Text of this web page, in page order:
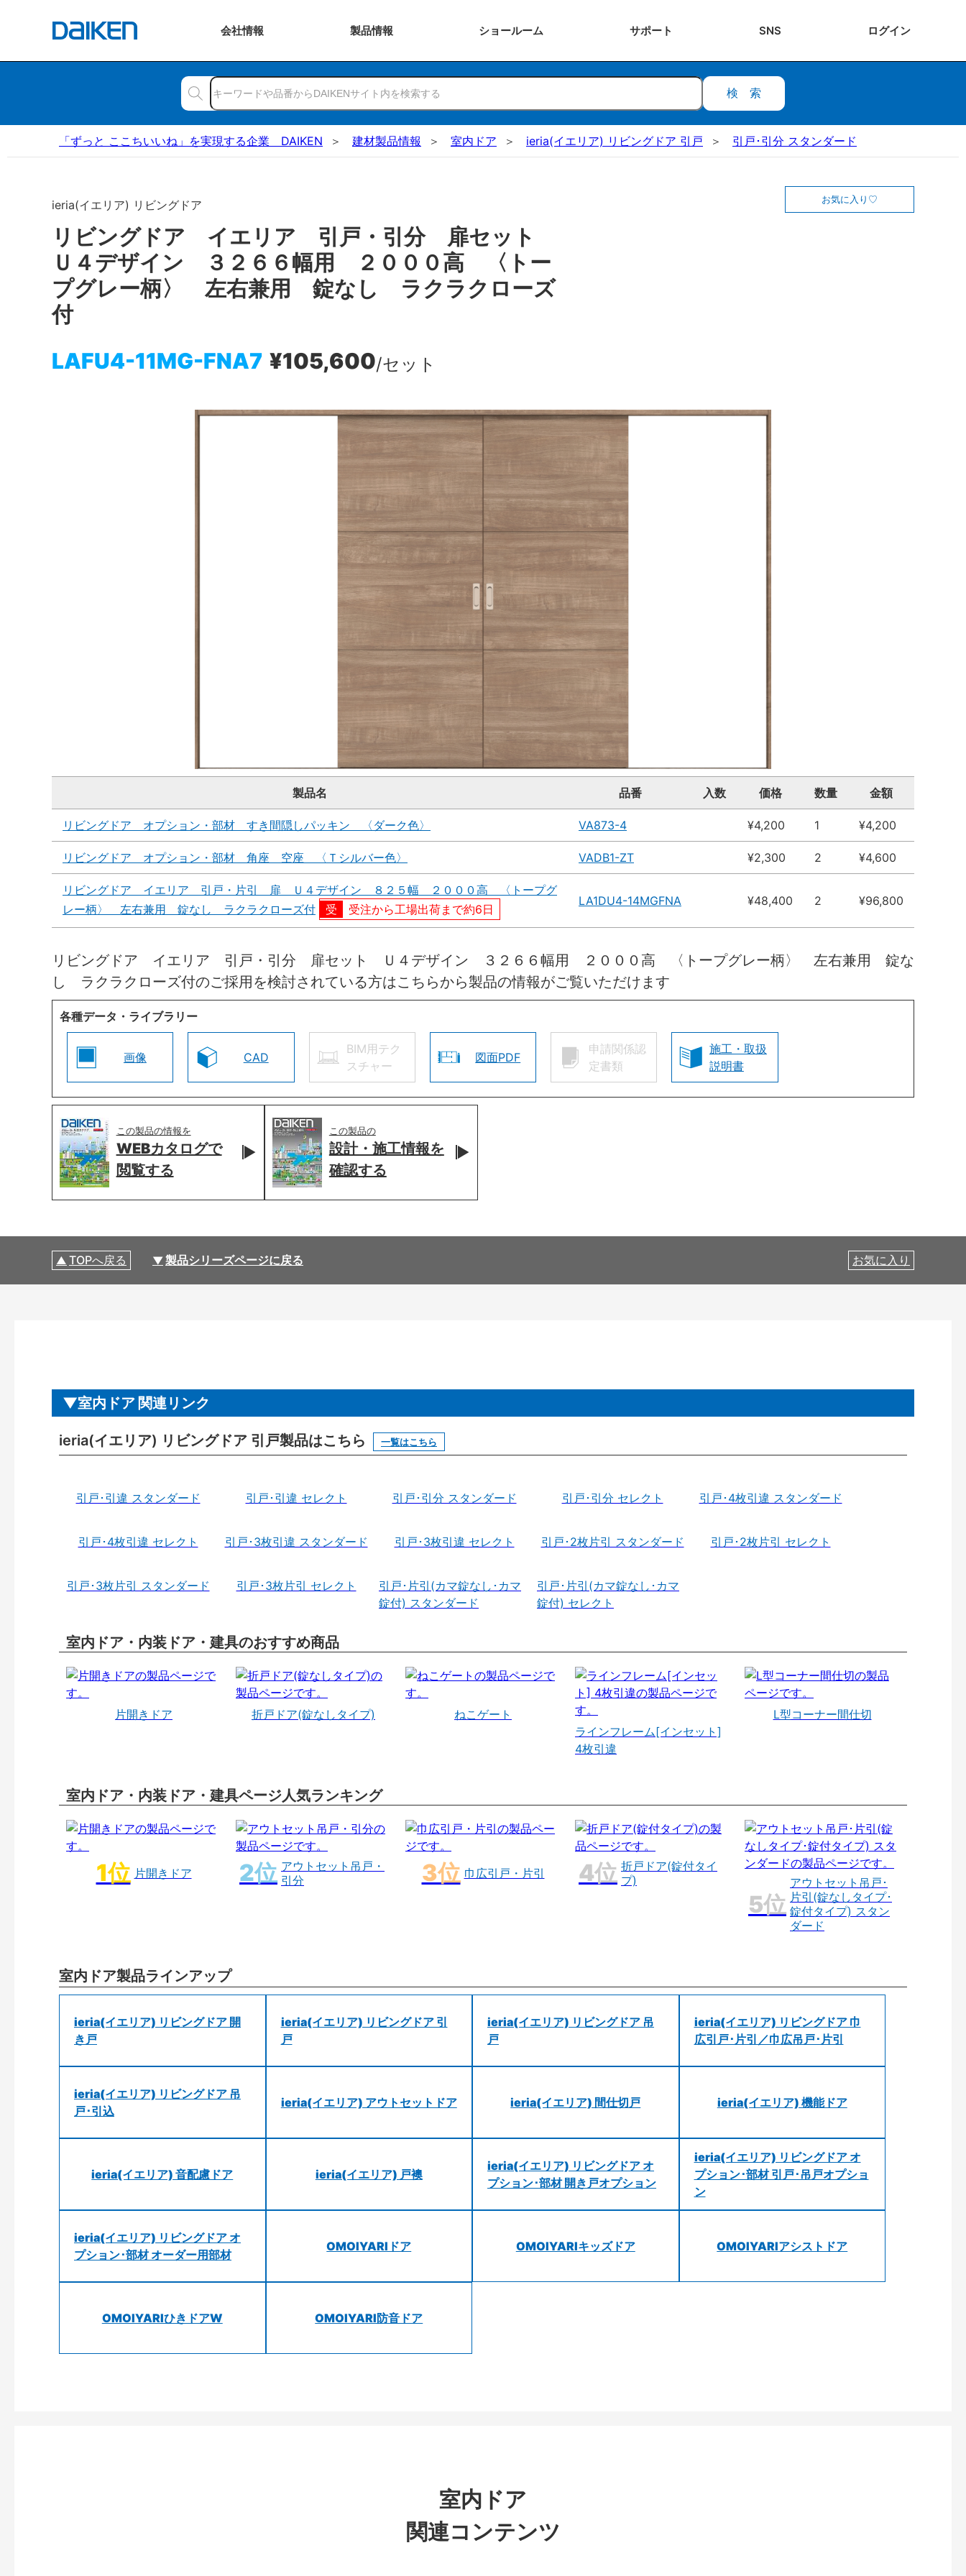
会社情報 製品情報 ショールーム サポート SNS ログイン
検索
「ずっと ここちいいね」を実現する企業 DAIKEN 建材製品情報 室内ドア ieria(イエリア) リビングドア 引戸 引戸･引分 スタンダード
ieria(イエリア) リビングドア
リビングドア イエリア 引戸・引分 扉セット
Ｕ４デザイン ３２６６幅用 ２０００高 〈トー
プグレー柄〉 左右兼用 錠なし ラクラクローズ
付
LAFU4-11MG-FNA7 ¥105,600/セット
お気に入り
製品名 品番 入数 価格 数量 金額
リビングドア オプション・部材 すき間隠しパッキン 〈ダーク色〉 VA873-4 ¥4,200 1 ¥4,200
リビングドア オプション・部材 角座 空座 〈Ｔシルバー色〉 VADB1-ZT ¥2,300 2 ¥4,600
リビングドア イエリア 引戸・片引 扉 Ｕ４デザイン ８２５幅 ２０００高 〈トープグ
レー柄〉 左右兼用 錠なし ラクラクローズ付
受注から工場出荷まで約6日
LA1DU4-14MGFNA ¥48,400 2 ¥96,800
リビングドア イエリア 引戸・引分 扉セット Ｕ４デザイン ３２６６幅用 ２０００高 〈トープグレー柄〉 左右兼用 錠な
し ラクラクローズ付のご採用を検討されている方はこちらから製品の情報がご覧いただけます
各種データ・ライブラリー
画像 CAD
BIM用テク
スチャー
図面PDF
申請関係認
定書類
施工・取扱
説明書
この製品の情報を
WEBカタログで
閲覧する
この製品の
設計・施工情報を
確認する
TOPへ戻る 製品シリーズページに戻る お気に入り
室内ドア 関連リンク
ieria(イエリア) リビングドア 引戸製品はこちら 一覧はこちら
引戸･引違 スタンダード 引戸･引違 セレクト 引戸･引分 スタンダード 引戸･引分 セレクト 引戸･4枚引違 スタンダード
引戸･4枚引違 セレクト 引戸･3枚引違 スタンダード 引戸･3枚引違 セレクト 引戸･2枚片引 スタンダード 引戸･2枚片引 セレクト
引戸･3枚片引 スタンダード 引戸･3枚片引 セレクト
引戸･片引(カマ錠なし･カマ
錠付) スタンダード
引戸･片引(カマ錠なし･カマ
錠付) セレクト
室内ドア・内装ドア・建具のおすすめ商品
片開きドア 折戸ドア(錠なしタイプ)
ねこゲート
ラインフレーム[インセット]
4枚引違
L型コーナー間仕切
室内ドア・内装ドア・建具ページ人気ランキング
片開きドア
アウトセット吊戸・
引分
巾広引戸・片引
折戸ドア(錠付タイ
プ)
アウトセット吊戸･
片引(錠なしタイプ･
錠付タイプ) スタン
ダード
室内ドア製品ラインアップ
ieria(イエリア) リビングドア 開
き戸
ieria(イエリア) リビングドア 引
戸
ieria(イエリア) リビングドア 吊
戸
ieria(イエリア) リビングドア 巾
広引戸･片引／巾広吊戸･片引
ieria(イエリア) リビングドア 吊
戸･引込
ieria(イエリア) アウトセットドア ieria(イエリア) 間仕切戸 ieria(イエリア) 機能ドア
ieria(イエリア) 音配慮ドア ieria(イエリア) 戸襖
ieria(イエリア) リビングドア オ
プション･部材 開き戸オプション
ieria(イエリア) リビングドア オ
プション･部材 引戸･吊戸オプショ
ン
ieria(イエリア) リビングドア オ
プション･部材 オーダー用部材
OMOIYARIドア OMOIYARIキッズドア OMOIYARIアシストドア
OMOIYARIひきドアW OMOIYARI防音ドア
室内ドア
関連コンテンツ